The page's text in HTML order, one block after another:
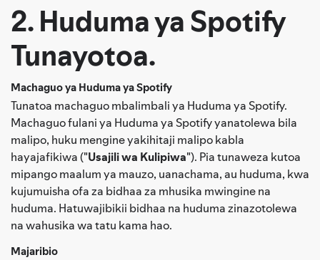
2. Huduma ya Spotify
Tunayotoa.
Machaguo ya Huduma ya Spotify
Tunatoa machaguo mbalimbali ya Huduma ya Spotify.
Machaguo fulani ya Huduma ya Spotify yanatolewa bila
malipo, huku mengine yakihitaji malipo kabla
hayajafikiwa ("Usajili wa Kulipiwa"). Pia tunaweza kutoa
mipango maalum ya mauzo, uanachama, au huduma, kwa
kujumuisha ofa za bidhaa za mhusika mwingine na
huduma. Hatuwajibikii bidhaa na huduma zinazotolewa
na wahusika wa tatu kama hao.
Majaribio